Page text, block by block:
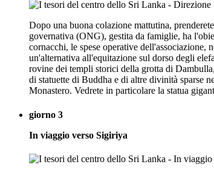
Dopo una buona colazione mattutina,
governativa (ONG), gestita da famiglie, ha
cornacchi, le spese operative
un'alternativa all'equitazione sul dorso degli
rovine dei templi storici della grotta di
di statuette di Buddha e di altre divinità sparse
Monastero. Vedrete in particolare la statua
giorno 3
In viaggio verso Sigiriya